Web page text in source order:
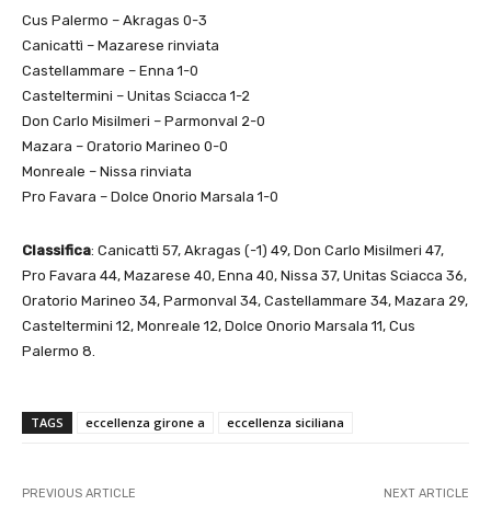
Cus Palermo – Akragas 0-3
Canicattì – Mazarese rinviata
Castellammare – Enna 1-0
Casteltermini – Unitas Sciacca 1-2
Don Carlo Misilmeri – Parmonval 2-0
Mazara – Oratorio Marineo 0-0
Monreale – Nissa rinviata
Pro Favara – Dolce Onorio Marsala 1-0
Classifica: Canicattì 57, Akragas (-1) 49, Don Carlo Misilmeri 47,
Pro Favara 44, Mazarese 40, Enna 40, Nissa 37, Unitas Sciacca 36,
Oratorio Marineo 34, Parmonval 34, Castellammare 34, Mazara 29,
Casteltermini 12, Monreale 12, Dolce Onorio Marsala 11, Cus
Palermo 8.
TAGS eccellenza girone a eccellenza siciliana
PREVIOUS ARTICLE NEXT ARTICLE